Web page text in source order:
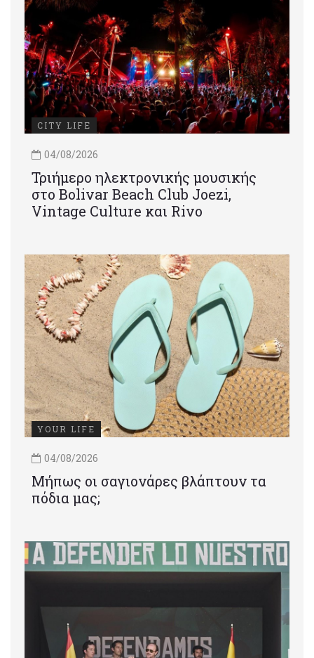
CITY LIFE
04/08/2026
Τριήμερο ηλεκτρονικής μουσικής
στο Bolivar Beach Club Joezi,
Vintage Culture και Rivo
YOUR LIFE
04/08/2026
Μήπως οι σαγιονάρες βλάπτουν τα
πόδια μας;